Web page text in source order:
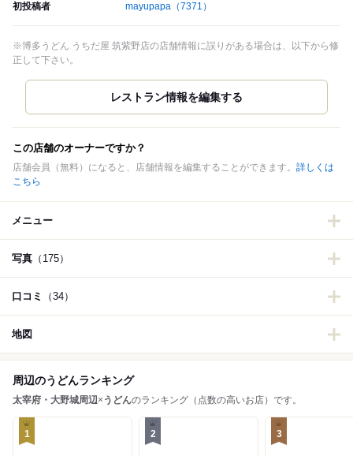
初投稿者 mayupapa （7371）
※博多うどん うちだ屋 筑紫野店の店舗情報に誤りがある場合は、以下から修
正して下さい。
この店舗のオーナーですか？
店舗会員（無料）になると、店舗情報を編集することができます。 詳しくは
こちら
メニュー
写真 （175）
口コミ （34）
地図
周辺のうどんランキング
太宰府・大野城周辺× うどんのランキング（点数の高いお店）です。
1 2 3